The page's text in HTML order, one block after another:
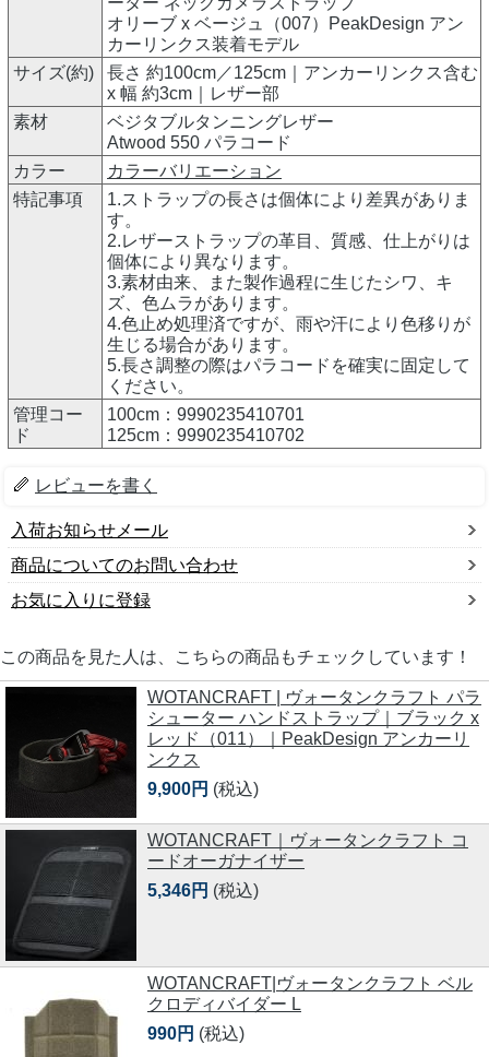
オリーブ x ベージュ（007）PeakDesign アン
カーリンクス装着モデル
サイズ(約)
長さ 約100cm／125cm｜アンカーリンクス含む
x 幅 約3cm｜レザー部
素材
ベジタブルタンニングレザー
Atwood 550 パラコード
カラー
カラーバリエーション
特記事項
1.ストラップの長さは個体により差異がありま
す。
2.レザーストラップの革目、質感、仕上がりは
個体により異なります。
3.素材由来、また製作過程に生じたシワ、キ
ズ、色ムラがあります。
4.色止め処理済ですが、雨や汗により色移りが
生じる場合があります。
5.長さ調整の際はパラコードを確実に固定して
ください。
管理コー
ド
100cm：9990235410701
125cm：9990235410702
レビューを書く
入荷お知らせメール
商品についてのお問い合わせ
お気に入りに登録
この商品を見た人は、こちらの商品もチェックしています！
WOTANCRAFT | ヴォータンクラフト パラ
シューター ハンドストラップ｜ブラック x
レッド（011）｜PeakDesign アンカーリ
ンクス
9,900円 (税込)
WOTANCRAFT｜ヴォータンクラフト コ
ードオーガナイザー
5,346円 (税込)
WOTANCRAFT|ヴォータンクラフト ベル
クロディバイダー L
990円 (税込)